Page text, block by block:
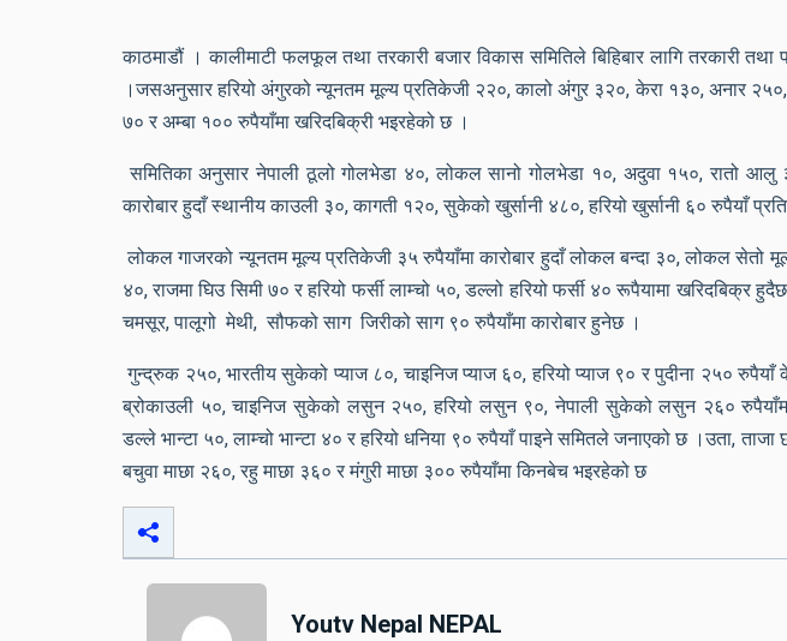
काठमाडौं । कालीमाटी फलफूल तथा तरकारी बजार विकास समितिले बिहिबार लागि तरकारी
।जसअनुसार हरियो अंगुरको न्यूनतम मूल्य प्रतिकेजी २२०, कालो अंगुर ३२०, केरा १३०, अनार
७० र अम्बा १०० रुपैयाँमा खरिदबिक्री भइरहेको छ ।
समितिका अनुसार नेपाली ठूलो गोलभेडा ४०, लोकल सानो गोलभेडा १०, अदुवा १५०, रातो आलु
कारोबार हुदाँ स्थानीय काउली ३०, कागती १२०, सुकेको खुर्सानी ४८०, हरियो खुर्सानी ६० रुपैयाँ
लोकल गाजरको न्यूनतम मूल्य प्रतिकेजी ३५ रुपैयाँमा कारोबार हुदाँ लोकल बन्दा ३०, लोकल सेतो
४०, राजमा घिउ सिमी ७० र हरियो फर्सी लाम्चो ५०, डल्लो हरियो फर्सी ४० रूपैयामा खरिदबिक्र
चमसूर, पालूगो मेथी, सौफको साग जिरीको साग ९० रुपैयाँमा कारोबार हुनेछ ।
गुन्द्रुक २५०, भारतीय सुकेको प्याज ८०, चाइनिज प्याज ६०, हरियो प्याज ९० र पुदीना २५० रुपैयाँ
ब्रोकाउली ५०, चाइनिज सुकेको लसुन २५०, हरियो लसुन ९०, नेपाली सुकेको लसुन २६०
डल्ले भान्टा ५०, लाम्चो भान्टा ४० र हरियो धनिया ९० रुपैयाँ पाइने समितले जनाएको छ ।उता, ताजा
बचुवा माछा २६०, रहु माछा ३६० र मंगुरी माछा ३०० रुपैयाँमा किनबेच भइरहेको छ
Youtv Nepal NEPAL